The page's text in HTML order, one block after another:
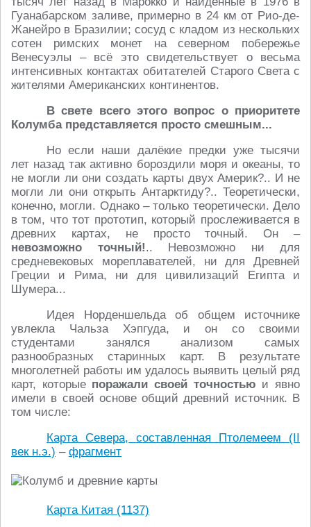
Гуанабарском заливе, примерно в 24 км от Рио-де-
Жанейро в Бразилии; сосуд с кладом из нескольких
сотен римских монет на северном побережье
Венесуэлы – всё это свидетельствует о весьма
интенсивных контактах обитателей Старого Света с
жителями Американских континентов.
В свете всего этого вопрос о приоритете
Колумба представляется просто смешным...
Но если наши далёкие предки уже тысячи
лет назад так активно бороздили моря и океаны, то
не могли ли они создать карты двух Америк?.. И не
могли ли они открыть Антарктиду?.. Теоретически,
конечно, могли. Однако – только теоретически. Дело
в том, что тот прототип, который прослеживается в
древних картах, не просто точный. Он –
невозможно точный!.. Невозможно ни для
средневековых мореплавателей, ни для Древней
Греции и Рима, ни для цивилизаций Египта и
Шумера...
Идея Норденшельда об общем источнике
увлекла Чальза Хэпгуда, и он со своими
студентами занялся анализом самых
разнообразных старинных карт. В результате
многолетней работы им удалось выявить целый ряд
карт, которые поражали своей точностью и явно
имели в своей основе общий древний источник. В
том числе:
Карта Севера, составленная Птолемеем (II
век н.э.) – фрагмент
Карта Китая (1137)